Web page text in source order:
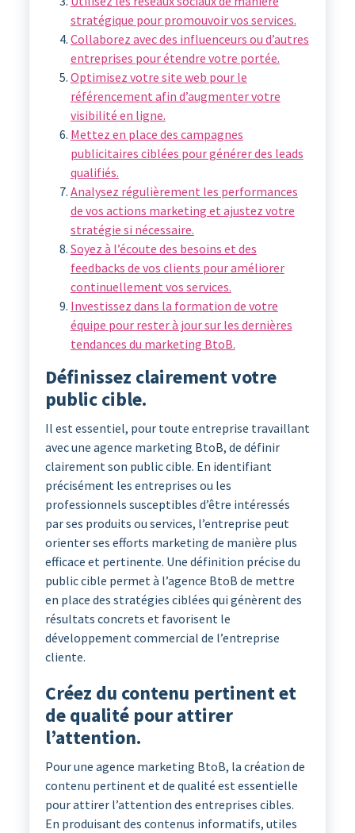
stratégique pour promouvoir vos services.
Collaborez avec des influenceurs ou d’autres
entreprises pour étendre votre portée.
Optimisez votre site web pour le
référencement afin d’augmenter votre
visibilité en ligne.
Mettez en place des campagnes
publicitaires ciblées pour générer des leads
qualifiés.
Analysez régulièrement les performances
de vos actions marketing et ajustez votre
stratégie si nécessaire.
Soyez à l’écoute des besoins et des
feedbacks de vos clients pour améliorer
continuellement vos services.
Investissez dans la formation de votre
équipe pour rester à jour sur les dernières
tendances du marketing BtoB.
Définissez clairement votre
public cible.
Il est essentiel, pour toute entreprise travaillant
avec une agence marketing BtoB, de définir
clairement son public cible. En identifiant
précisément les entreprises ou les
professionnels susceptibles d’être intéressés
par ses produits ou services, l’entreprise peut
orienter ses efforts marketing de manière plus
efficace et pertinente. Une définition précise du
public cible permet à l’agence BtoB de mettre
en place des stratégies ciblées qui génèrent des
résultats concrets et favorisent le
développement commercial de l’entreprise
cliente.
Créez du contenu pertinent et
de qualité pour attirer
l’attention.
Pour une agence marketing BtoB, la création de
contenu pertinent et de qualité est essentielle
pour attirer l’attention des entreprises cibles.
En produisant des contenus informatifs, utiles